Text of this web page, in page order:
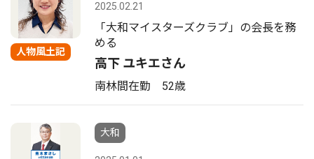
人物風土記
2025.02.21
「大和マイスターズクラブ」の会長を務
める
高下 ユキエさん
南林間在勤 52歳
大和